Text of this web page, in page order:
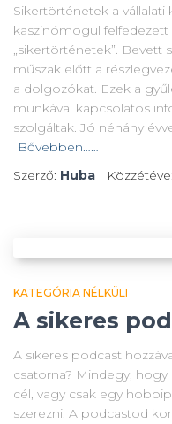
Sikertörténetek a vállalati
kaszinómogul
„sikertörténetek”. Bevett
műszak előtt a
a dolgozókat. Ezek a
munkával kapcsolatos
szolgáltak. Jó néhány
Bővebben……
Szerző: Huba | Közzétéve:
KATEGÓRIA NÉLKÜLI
A sikeres
A sikeres podcast
csatorna? Mindegy,
cél, vagy csak egy
szerezni. A podcastod